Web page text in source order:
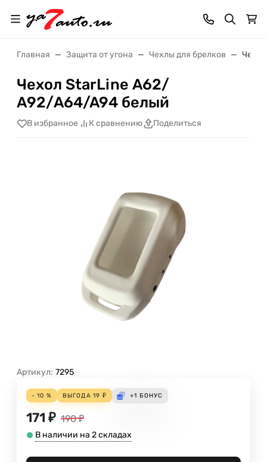
Главная Защита от угона Чехлы для брелков
Чехол StarLine А62/
А92/A64/A94 белый
В избранное К сравнению Поделиться
Артикул: 7295
- 10 % ВЫГОДА 19 ₽ +1 БОНУС
171 ₽ 190 ₽
В наличии на 2 складах